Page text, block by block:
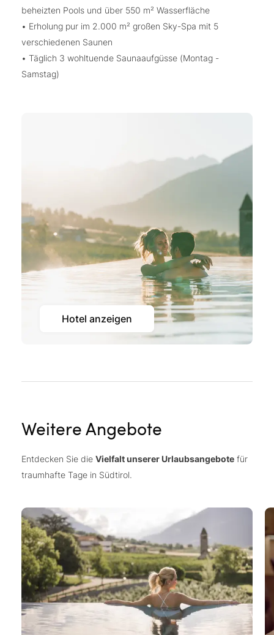
beheizten Pools und über 550 m² Wasserfläche
• Erholung pur im 2.000 m² großen Sky-Spa mit 5
verschiedenen Saunen
• Täglich 3 wohltuende Saunaaufgüsse (Montag -
Samstag)
Hotel anzeigen
Weitere Angebote
Entdecken Sie die Vielfalt unserer Urlaubsangebote für
traumhafte Tage in Südtirol.